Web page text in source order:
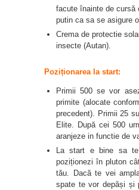
facute înainte de cursă
putin ca sa se asigure
Crema de protectie
insecte (Autan).
Poziționarea la start:
Primii 500 se vor
primite (alocate
precedent). Primii 25
Elite. După cei 500
aranjeze in functie de
La start e bine sa
poziționezi în pluton
tău. Dacă te vei
spate te vor depăși și